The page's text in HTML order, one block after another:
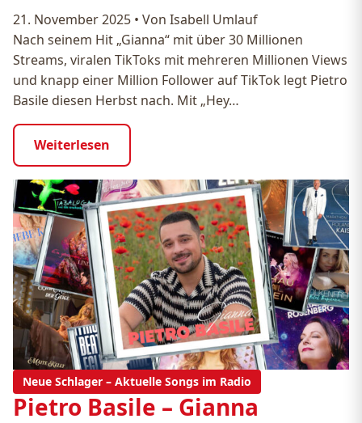
21. November 2025 • Von Isabell Umlauf
Nach seinem Hit „Gianna“ mit über 30 Millionen
Streams, viralen TikToks mit mehreren Millionen Views
und knapp einer Million Follower auf TikTok legt Pietro
Basile diesen Herbst nach. Mit „Hey…
Weiterlesen
Neue Schlager – Aktuelle Songs im Radio
Pietro Basile – Gianna